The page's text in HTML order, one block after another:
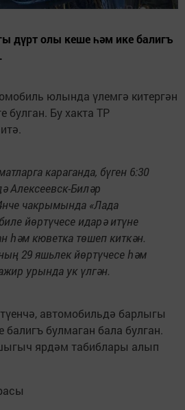
дүрт олы кеше һәм ике балигъ
юлында үлемгә китергән
булган. Бу хакта ТР
караганда, бүген 6:30
Алексеевск-Биләр
чакрымында «Лада
йөртүчесе идарә итүне
һәм кюветка төшеп киткән.
29 яшьлек йөртүчесе һәм
урында ук үлгән.
автомобильдә барлыгы
булмаган бала булган.
ярдәм табиблары алып